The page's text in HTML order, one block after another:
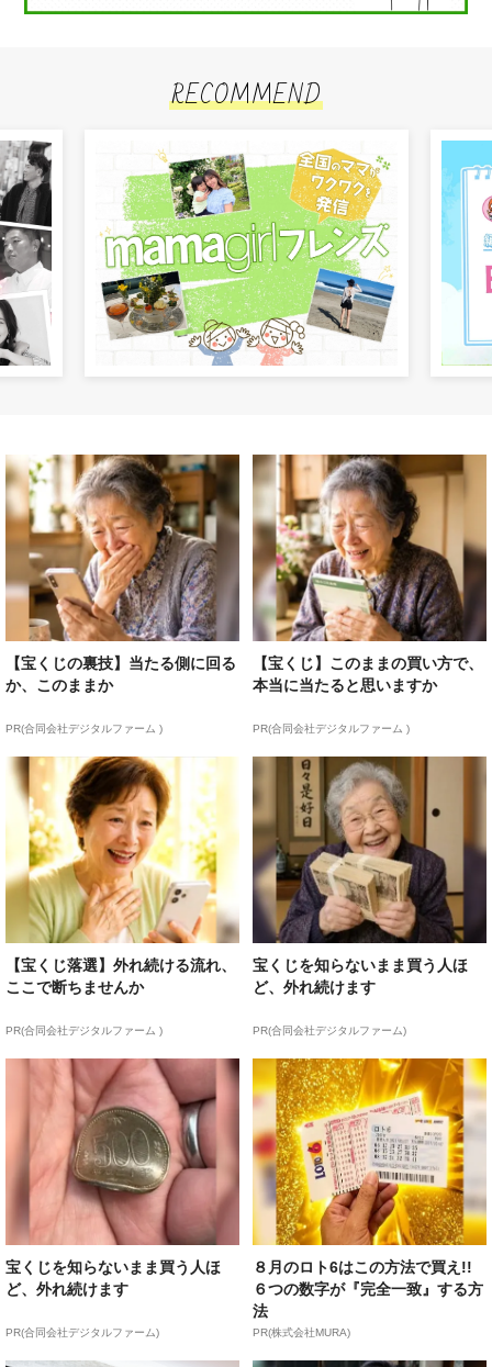
RECOMMEND
【宝くじの裏技】当たる側に回る
か、このままか
PR(合同会社デジタルファーム )
【宝くじ】このままの買い方で、
本当に当たると思いますか
PR(合同会社デジタルファーム )
【宝くじ落選】外れ続ける流れ、
ここで断ちませんか
PR(合同会社デジタルファーム )
宝くじを知らないまま買う人ほ
ど、外れ続けます
PR(合同会社デジタルファーム)
宝くじを知らないまま買う人ほ
ど、外れ続けます
PR(合同会社デジタルファーム)
８月のロト6はこの方法で買え!!
６つの数字が『完全一致』する方
法
PR(株式会社MURA)